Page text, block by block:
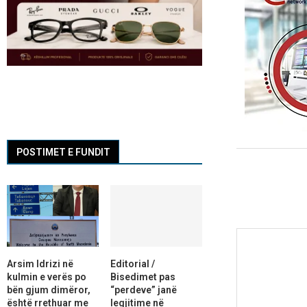
POSTIMET E FUNDIT
Arsim Idrizi në
kulmin e verës po
bën gjum dimëror,
është rrethuar me
Editorial /
Bisedimet pas
“perdeve” janë
legjitime në